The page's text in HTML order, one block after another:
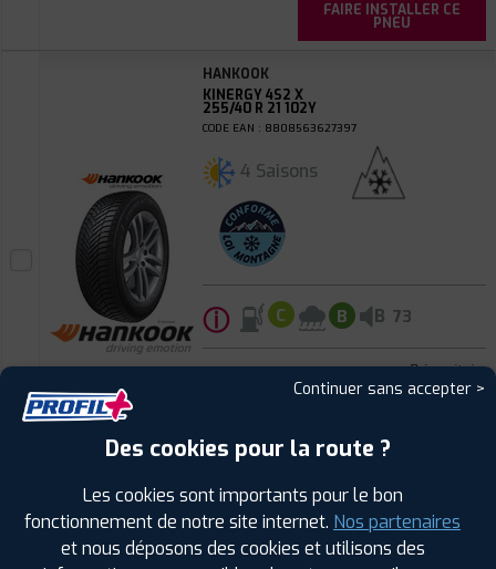
FAIRE INSTALLER CE
PNEU
HANKOOK
KINERGY 4S2 X
255/40 R 21 102Y
CODE EAN : 8808563627397
4 Saisons
ⓘ C B B 73
Prix unitaire
250 .90€TTC
FAIRE INSTALLER CE
PNEU
HANKOOK
KINERGY 4S2 X
CODE EAN : 8808563627380
Continuer sans accepter >
Des cookies pour la route ?
Les cookies sont importants pour le bon
fonctionnement de notre site internet. Nos partenaires
et nous déposons des cookies et utilisons des